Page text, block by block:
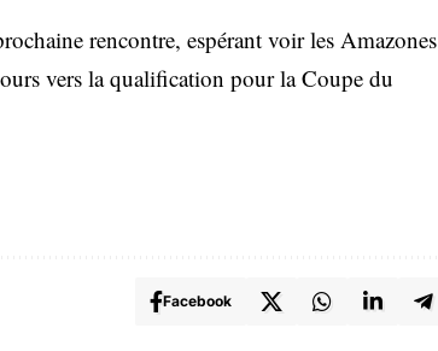
rencontre, espérant voir les Amazones
vers la qualification pour la Coupe du
Facebook